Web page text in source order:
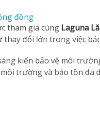
đồng
tham gia cùng Laguna
đổi lớn trong việc
kiến bảo vệ môi
trường và bảo tồn